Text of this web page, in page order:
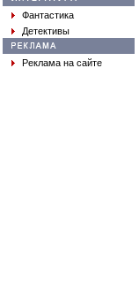
Фантастика
Детективы
Реклама на сайте